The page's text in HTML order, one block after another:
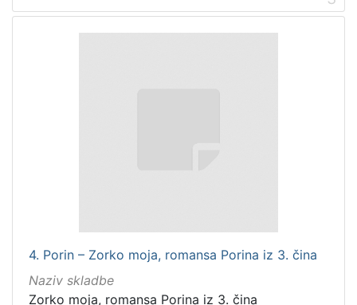
4. Porin – Zorko moja, romansa Porina iz 3. čina
Naziv skladbe
Zorko moja, romansa Porina iz 3. čina